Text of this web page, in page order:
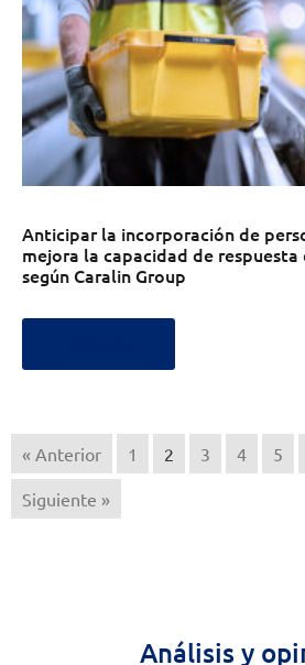
Anticipar la incorporación de
mejora la capacidad de
según Caralin Group
« Anterior 1 2 3 4 5
Siguiente »
Análisis y